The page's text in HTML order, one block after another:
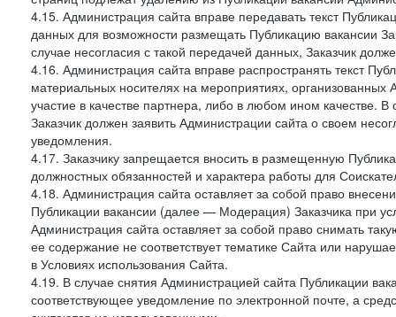
4.15. Администрация сайта вправе передавать текст
данных для возможности размещать Публикацию вакансии
случае несогласия с такой передачей данных, Заказчик
4.16. Администрация сайта вправе распространять текст
материальных носителях на мероприятиях,
участие в качестве партнера, либо в любом ином качестве.
Заказчик должен заявить Администрации сайта о своем
уведомления.
4.17. Заказчику запрещается вносить в размещенную
должностных обязанностей и характера работы для
4.18. Администрация сайта оставляет за собой право
Публикации вакансии (далее — Модерация) Заказчика при
Администрация сайта оставляет за собой право снимать
ее содержание не соответствует тематике Сайта или
в Условиях использования Сайта.
4.19. В случае снятия Администрацией сайта Публикации
соответствующее уведомление по электронной почте, а